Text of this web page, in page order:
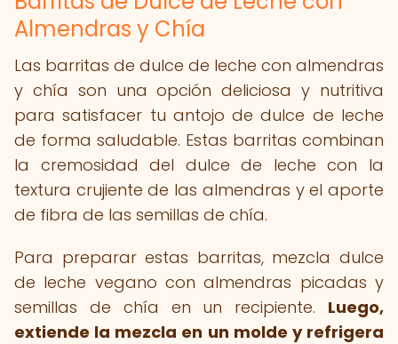
Almendras y Chía
Las barritas de dulce de leche con almendras
y chía son una opción deliciosa y nutritiva
para satisfacer tu antojo de dulce de leche
de forma saludable. Estas barritas combinan
la cremosidad del dulce de leche con la
textura crujiente de las almendras y el aporte
de fibra de las semillas de chía.
Para preparar estas barritas, mezcla dulce
de leche vegano con almendras picadas y
semillas de chía en un recipiente. Luego,
extiende la mezcla en un molde y refrigera